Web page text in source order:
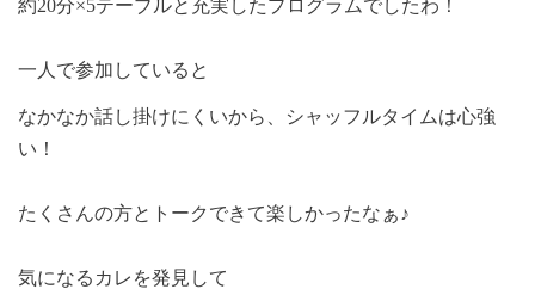
約20分×5テーブルと充実したプログラムでしたわ！
一人で参加していると
なかなか話し掛けにくいから、シャッフルタイムは心強
い！
たくさんの方とトークできて楽しかったなぁ♪
気になるカレを発見して